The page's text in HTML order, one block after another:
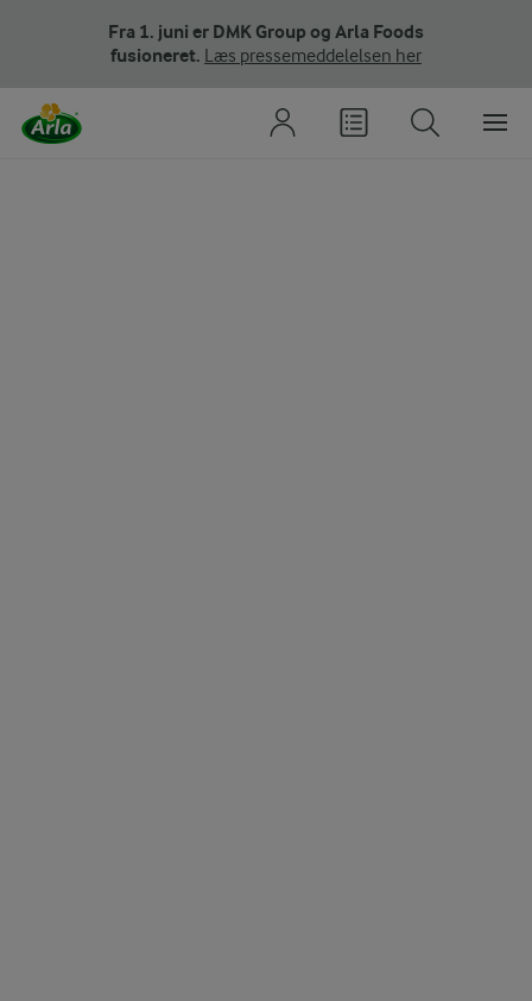
Fra 1. juni er DMK Group og Arla Foods
fusioneret. Læs pressemeddelelsen her